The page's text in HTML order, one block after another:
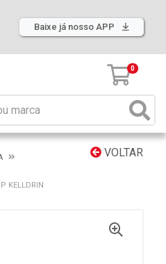
Baixe já nosso APP
0
VOLTAR
KELLDRIN